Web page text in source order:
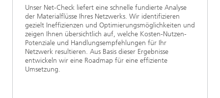
Unser Net-Check liefert eine schnelle fundierte Analyse
der Materialflüsse Ihres Netzwerks. Wir identifizieren
gezielt Ineffizienzen und Optimierungsmöglichkeiten und
zeigen Ihnen übersichtlich auf, welche Kosten-Nutzen-
Potenziale und Handlungsempfehlungen für Ihr
Netzwerk resultieren. Aus Basis dieser Ergebnisse
entwickeln wir eine Roadmap für eine effiziente
Umsetzung.